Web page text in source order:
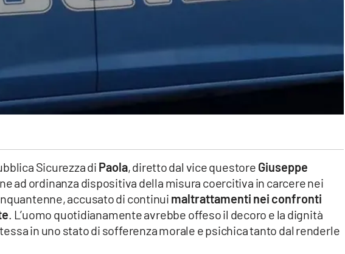
Sicurezza di Paola, diretto dal vice questore Giuseppe
ad ordinanza dispositiva della misura coercitiva in carcere nei
accusato di continui maltrattamenti nei confronti
. L’uomo quotidianamente avrebbe offeso il decoro e la dignità
in uno stato di sofferenza morale e psichica tanto dal renderle